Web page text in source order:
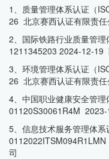
1、质量管理体系认证（
26 北京赛西认证有限责任
2、国际铁路行业质量管理
1211345203 2024-12-19
3、环境管理体系认证（
26 北京赛西认证有限责任
4、中国职业健康安全管理
01120S30061R4M
5、信息技术服务管理体系
司